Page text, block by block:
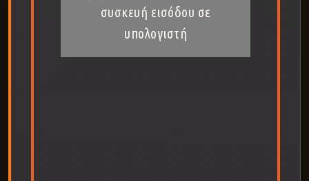
συσκευή εισόδου σε
υπολογιστή